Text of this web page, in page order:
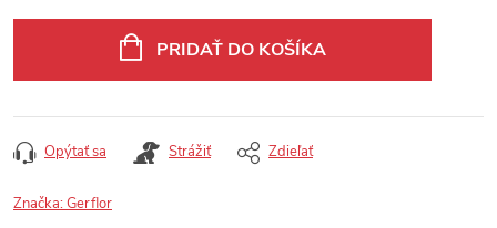
PRIDAŤ DO KOŠÍKA
Opýtať sa Strážiť Zdieľať
Značka:Gerflor